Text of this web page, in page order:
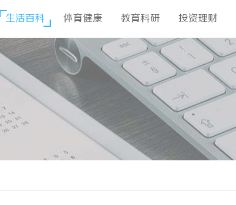
生活百科 体育健康 教育科研 投资理财